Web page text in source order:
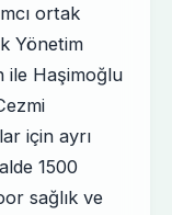
ortak
Yönetim
ile Haşimoğlu
için ayrı
1500
sağlık ve